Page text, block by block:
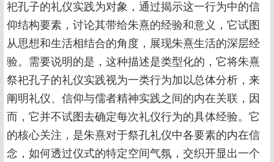
祀孔子的礼仪实践为对象，通过揭示这一行为中的信
仰结构要素，讨论其带给朱熹的经验和意义，它试图
从思想和生活相结合的角度，展现朱熹生活的深层经
验。需要说明的是，这种描述是类型化的，它将朱熹
祭祀孔子的礼仪实践视为一类行为加以总体分析，来
阐明礼仪、信仰与儒者精神实践之间的内在关联，因
而，它并不试图去确定每次礼仪行为的具体经验。它
的核心关注，是朱熹对于祭孔礼仪中各要素的内在信
念，如何透过仪式的特定空间气氛，交织开显出一个